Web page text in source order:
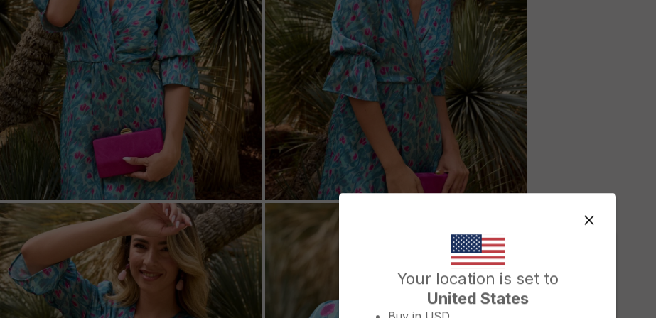
Your location is set to
United States
Change country/region